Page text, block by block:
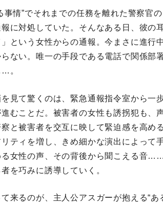
事情”でそれまでの任務を離れた警察官
に対処していた。そんなある日、彼の
という女性からの通報。今まさに進行
ない。唯一の手段である電話で関係部
。
見て驚くのは、緊急通報指令室から一
むことだ。被害者の女性も誘拐犯も、
と被害者を交互に映して緊迫感を高め
ティを増し、きめ細かな演出によって
る女性の声、その背後から聞こえる音
を巧みに誘導していく。
来るのが、主人公アスガーが抱える“あ